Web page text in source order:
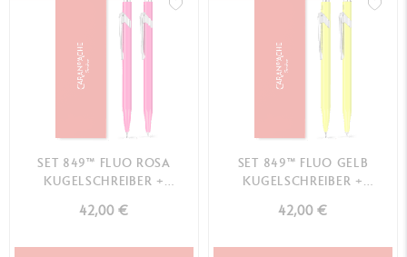
SET 849™ FLUO ROSA
KUGELSCHREIBER +
42,00 €
SET 849™ FLUO GELB
KUGELSCHREIBER +
42,00 €